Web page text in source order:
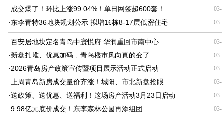
· 成交爆了！环比上涨99.04%！单日网签超600套！
· 东李青特36地块规划公示 拟增16栋8-17层低密住宅
·百安居地块定名青岛中寰悦府 华润重回市南中心
· 新盘扎堆、优惠加码，青岛楼市风向真的变了
· 2026青岛房产政策宣传暨项目展示活动正式启动
· 上周青岛新房成交量价齐涨！城阳、市北新盘抢眼
·送政策、送优惠、送福利！这场房产活动3月23日启动
·9.98亿元底价成交！东李森林公园再添组团